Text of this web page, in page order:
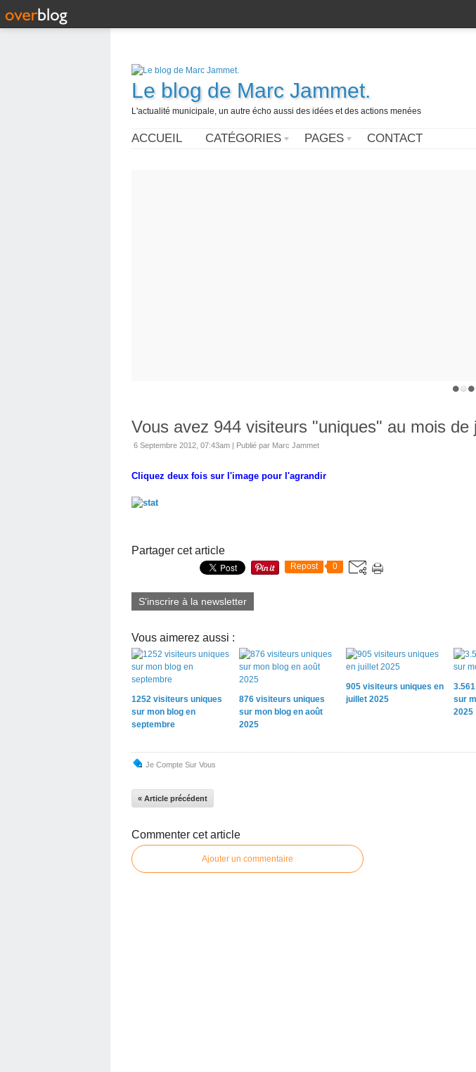
Le blog de Marc Jammet.
L'actualité municipale, un autre écho aussi des idées et des actions menées
ACCUEIL CATÉGORIES PAGES CONTACT
Vous avez 944 visiteurs "uniques" au mois de
6 Septembre 2012, 07:43am | Publié par Marc Jammet
Cliquez deux fois sur l'image pour l'agrandir
Partager cet article
Repost 0
S'inscrire à la newsletter
Vous aimerez aussi :
1252 visiteurs uniques
sur mon blog en
septembre
876 visiteurs uniques
sur mon blog en août
2025
905 visiteurs uniques en
juillet 2025
sur
2025
Je Compte Sur Vous
« Article précédent
Commenter cet article
Ajouter un commentaire